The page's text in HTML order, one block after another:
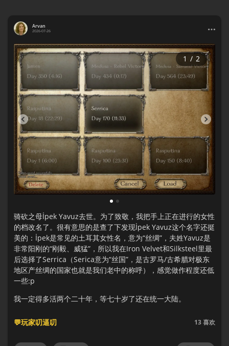
Arvan
2026-07-26
1 2
1 / 2
骑砍之母İpek Yavuz去世。为了致敬，我把手上正在进行的女性
的档改名了。很有意思的是查了下发现İpek Yavuz这个名字还挺
美的：İpek是常见的土耳其女性名，意为“丝绸”，夫姓Yavuz是
非常阳刚的“刚毅、威猛”，所以我在Iron Velvet和Silksteel里最
后选择了Serrica（Serica意为“丝国”，是古罗马/古希腊对极东
地区产丝绸的国家也就是我们老中的称呼），感觉做作程度还低
一些:p
我一定得多活两个二十年，等七十岁了还在统一大陆。
💬玩家叨逼叨 13喜欢